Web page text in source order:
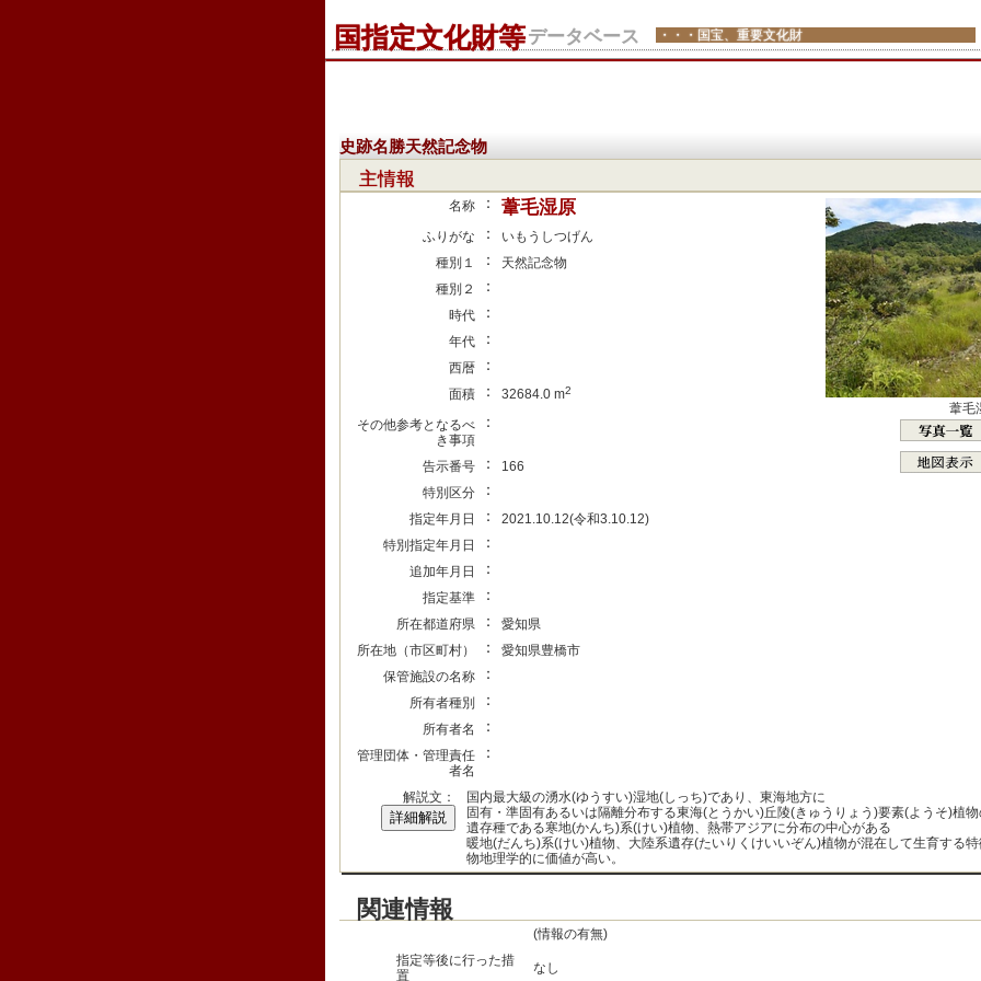
国指定文化財等データベース ・・・国宝、重要文化財
史跡名勝天然記念物
主情報
名称 ： 葦毛湿原
ふりがな ：
いもうしつげん
種別１
：
天然記念物
種別２
：
時代 ：
年代 ：
西暦 ：
面積 ： 32684.0 m2
その他参考となるべ
き事項
：
告示番号 ：
166
特別区分
：
指定年月日 ：
2021.10.12(令和3.10.12)
特別指定年月日
：
追加年月日 ：
指定基準 ：
所在都道府県 ：
愛知県
所在地（市区町村）
：
愛知県豊橋市
保管施設の名称
：
所有者種別 ：
所有者名 ：
管理団体・管理責任
者名
：
葦毛
解説文：
詳細解説
国内最大級の湧水(ゆうすい)湿地(しっち)であり、東海地方に
固有・準固有あるいは隔離分布する東海(とうかい)丘陵(きゅうりょう)要素(ようそ)植
遺存種である寒地(かんち)系(けい)植物、熱帯アジアに分布の中心がある
暖地(だんち)系(けい)植物、大陸系遺存(たいりくけいいぞん)植物が混在して生育する
物地理学的に価値が高い。
関連情報
(情報の有無)
指定等後に行った措
置
なし